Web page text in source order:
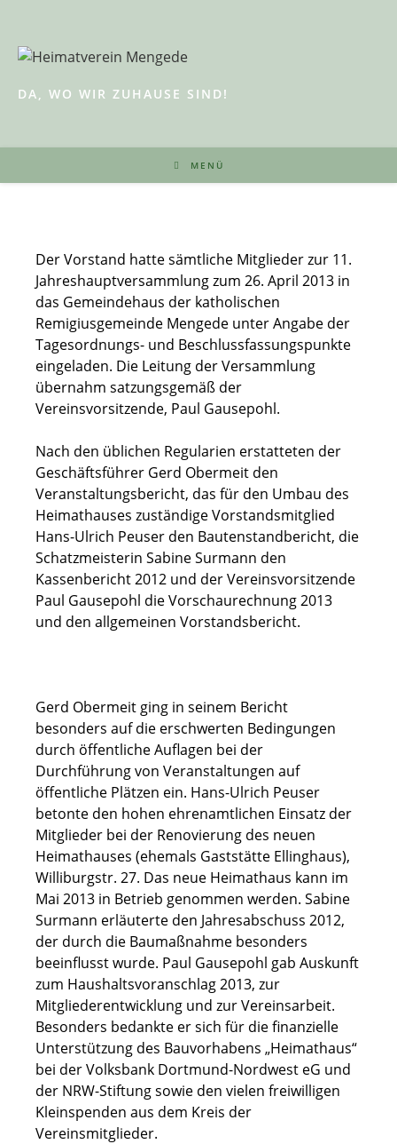
springen
DA, WO WIR ZUHAUSE SIND!
MENÜ
Der Vorstand hatte sämtliche Mitglieder zur 11.
Jahreshauptversammlung zum 26. April 2013 in
das Gemeindehaus der katholischen
Remigiusgemeinde Mengede unter Angabe der
Tagesordnungs- und Beschlussfassungspunkte
eingeladen. Die Leitung der Versammlung
übernahm satzungsgemäß der
Vereinsvorsitzende, Paul Gausepohl.
Nach den üblichen Regularien erstatteten der
Geschäftsführer Gerd Obermeit den
Veranstaltungsbericht, das für den Umbau des
Heimathauses zuständige Vorstandsmitglied
Hans-Ulrich Peuser den Bautenstandbericht, die
Schatzmeisterin Sabine Surmann den
Kassenbericht 2012 und der Vereinsvorsitzende
Paul Gausepohl die Vorschaurechnung 2013
und den allgemeinen Vorstandsbericht.
Gerd Obermeit ging in seinem Bericht
besonders auf die erschwerten Bedingungen
durch öffentliche Auflagen bei der
Durchführung von Veranstaltungen auf
öffentliche Plätzen ein. Hans-Ulrich Peuser
betonte den hohen ehrenamtlichen Einsatz der
Mitglieder bei der Renovierung des neuen
Heimathauses (ehemals Gaststätte Ellinghaus),
Williburgstr. 27. Das neue Heimathaus kann im
Mai 2013 in Betrieb genommen werden. Sabine
Surmann erläuterte den Jahresabschuss 2012,
der durch die Baumaßnahme besonders
beeinflusst wurde. Paul Gausepohl gab Auskunft
zum Haushaltsvoranschlag 2013, zur
Mitgliederentwicklung und zur Vereinsarbeit.
Besonders bedankte er sich für die finanzielle
Unterstützung des Bauvorhabens „Heimathaus“
bei der Volksbank Dortmund-Nordwest eG und
der NRW-Stiftung sowie den vielen freiwilligen
Kleinspenden aus dem Kreis der
Vereinsmitglieder.